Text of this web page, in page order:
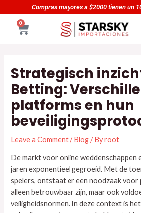
to
content
mayores a $2000 tienen un 10% OFF por
0
CART
Strategisch
Betting:
platforms en hun
Leave a Comment /Blog/ Byroot
De markt voor online weddenschappen
jaren exponentieel gegroeid. Met de
spelers, ontstaat er een noodzaak voor
alleen betrouwbaar zijn, maar ook
veiligheidsnormen. In deze context is
Navegación
de
entradas